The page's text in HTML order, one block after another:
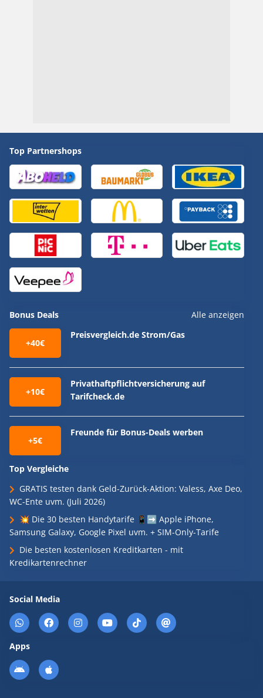
Top Partnershops
Bonus Deals Alle anzeigen
+40€
Preisvergleich.de Strom/Gas
+10€
Privathaftpflichtversicherung auf
Tarifcheck.de
+5€
Freunde für Bonus-Deals werben
Top Vergleiche
GRATIS testen dank Geld-Zurück-Aktion: Valess, Axe Deo,
WC-Ente uvm. (Juli 2026)
💥 Die 30 besten Handytarife 📱➡️ Apple iPhone,
Samsung Galaxy, Google Pixel uvm. + SIM-Only-Tarife
Die besten kostenlosen Kreditkarten - mit
Kredikartenrechner
Social Media
Apps